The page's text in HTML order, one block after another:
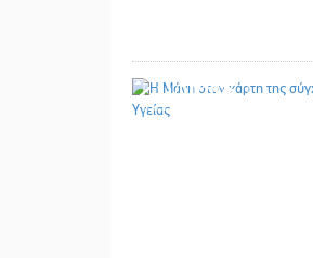
31/01/2026